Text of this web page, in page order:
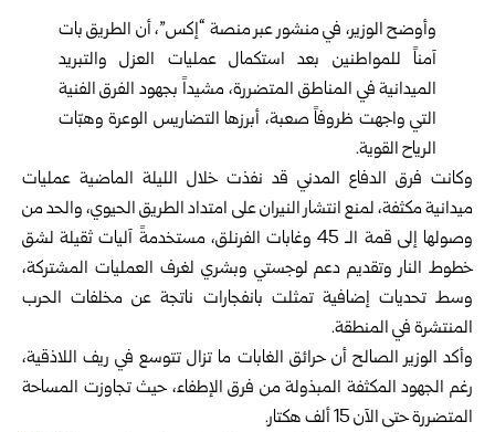
وأوضح الوزير، في منشور عبر منصة “إكس”، أن الطريق بات
آمناً للمواطنين بعد استكمال عمليات العزل والتبريد
الميدانية في المناطق المتضررة، مشيداً بجهود الفرق الفنية
التي واجهت ظروفاً صعبة، أبرزها التضاريس الوعرة وهبّات
الرياح القوية.
وكانت فرق الدفاع المدني قد نفذت خلال الليلة الماضية عمليات
ميدانية مكثفة، لمنع انتشار النيران على امتداد الطريق الحيوي، والحد من
وصولها إلى قمة الـ 45 وغابات الفرنلق، مستخدمةً آليات ثقيلة لشق
خطوط النار وتقديم دعم لوجستي وبشري لغرف العمليات المشتركة،
وسط تحديات إضافية تمثلت بانفجارات ناتجة عن مخلفات الحرب
المنتشرة في المنطقة.
وأكد الوزير الصالح أن حرائق الغابات ما تزال تتوسع في ريف اللاذقية،
رغم الجهود المكثفة المبذولة من فرق الإطفاء، حيث تجاوزت المساحة
المتضررة حتى الآن 15 ألف هكتار.